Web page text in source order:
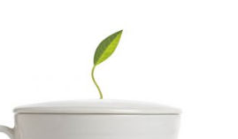
deseos